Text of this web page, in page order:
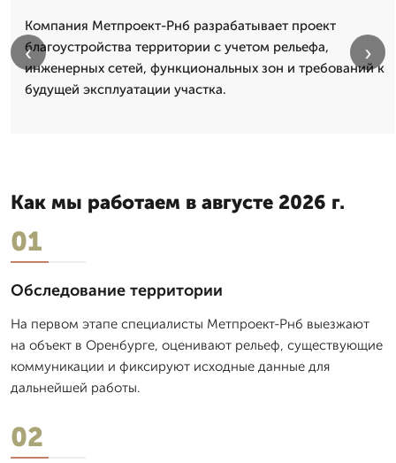
Компания Метпроект-Рнб разрабатывает проект
благоустройства территории с учетом рельефа,
инженерных сетей, функциональных зон и требований к
будущей эксплуатации участка.
‹ ›
Как мы работаем в августе 2026 г.
01
Обследование территории
На первом этапе специалисты Метпроект-Рнб выезжают
на объект в Оренбурге, оценивают рельеф, существующие
коммуникации и фиксируют исходные данные для
дальнейшей работы.
02